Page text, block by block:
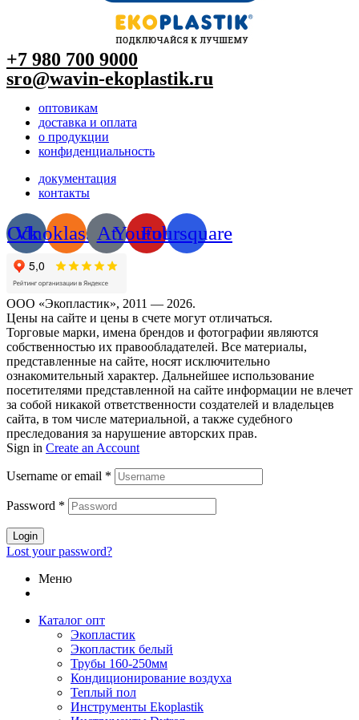
+7 980 700 9000
sro@wavin-ekoplastik.ru
оптовикам
доставка и оплата
о продукции
конфиденциальность
документация
контакты
Vk
Odnoklassniki
AtYoutube
Foursquare
ООО «Экопластик», 2011 — 2026.
Цены на сайте и цены в счете могут отличаться.
Торговые марки, имена брендов и фотографии являются
собственностью их правообладателей. Все материалы,
представленные на сайте, носят исключительно
ознакомительный характер. Дальнейшее использование
посетителями представленной на сайте информации не влечет
за собой никакой ответственности создателей и владельцев
сайта, в том числе материальной, а также судебного
преследования за нарушение авторских прав.
Sign in Create an Account
Username or email *
Password *
Login
Lost your password?
Меню
Каталог опт
Экопластик
Экопластик белый
Трубы 160-250мм
Кондиционирование воздуха
Теплый пол
Инструменты Ekoplastik